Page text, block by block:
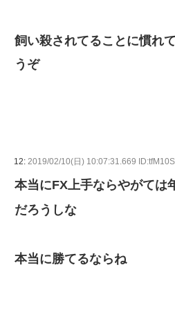
飼い殺されてることに慣れ
うぞ
12: 2019/02/10(日) 10:07:31.669
本当にFX上手ならやがては
だろうしな
本当に勝てるならね